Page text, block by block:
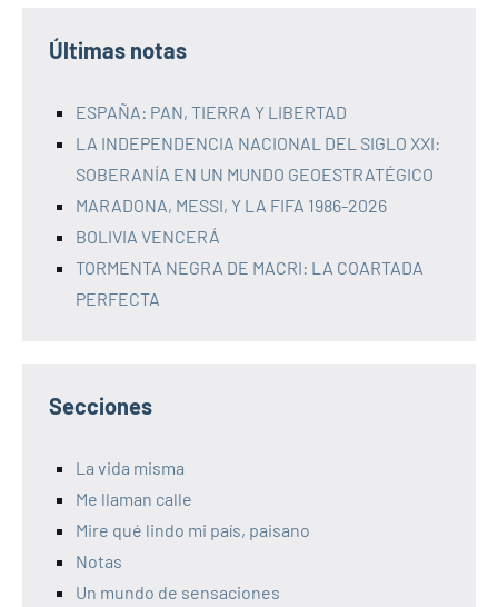
Últimas notas
ESPAÑA: PAN, TIERRA Y LIBERTAD
LA INDEPENDENCIA NACIONAL DEL SIGLO XXI:
SOBERANÍA EN UN MUNDO GEOESTRATÉGICO
MARADONA, MESSI, Y LA FIFA 1986-2026
BOLIVIA VENCERÁ
TORMENTA NEGRA DE MACRI: LA COARTADA
PERFECTA
Secciones
La vida misma
Me llaman calle
Mire qué lindo mi país, paisano
Notas
Un mundo de sensaciones